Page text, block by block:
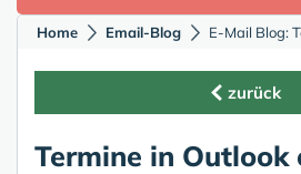
Home Email-Blog
zurück
Termine in Outlook